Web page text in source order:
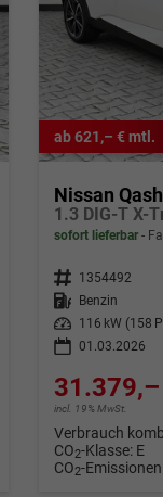
ab 621,– € mtl.
Nissan
1.3 DIG-T X-
sofort lieferbar
Fahrzeugnr. 1354492
Kraftstoff Benzin
Leistung
116 kW (158
01.03.2026
incl. 19% MwSt.
Verbrauch
CO2-Klasse: E
CO2-